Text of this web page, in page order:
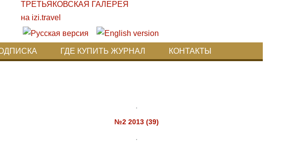
ГДЕ КУПИТЬ ЖУРНАЛ КОНТАКТЫ
№2 2013 (39)